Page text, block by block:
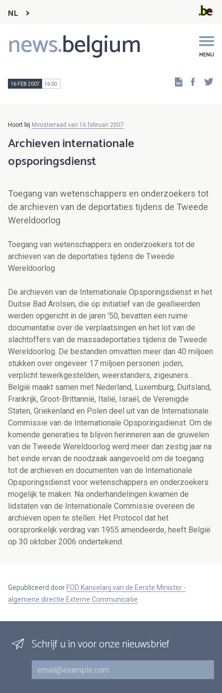
NL
news.belgium MENU
Main
navigation
16 FEB 2007 16:00
Hoort bij Ministerraad van 16 februari 2007
Archieven internationale
opsporingsdienst
Toegang van wetenschappers en onderzoekers tot
de archieven van de deportaties tijdens de Tweede
Wereldoorlog
Toegang van wetenschappers en onderzoekers tot de
archieven van de deportaties tijdens de Tweede
Wereldoorlog
De archieven van de Internationale Opsporingsdienst in het
Duitse Bad Arolsen, die op initiatief van de geallieerden
werden opgericht in de jaren '50, bevatten een ruime
documentatie over de verplaatsingen en het lot van de
slachtoffers van de massadeportaties tijdens de Tweede
Wereldoorlog. De bestanden omvatten meer dan 40 miljoen
stukken over ongeveer 17 miljoen personen: joden,
verplicht tewerkgestelden, weerstanders, zigeuners...
België maakt samen met Nederland, Luxemburg, Duitsland,
Frankrijk, Groot-Brittannië, Italië, Israël, de Verenigde
Staten, Griekenland en Polen deel uit van de Internationale
Commissie van de Internationale Opsporingsdienst. Om de
komende generaties te blijven herinneren aan de gruwelen
van de Tweede Wereldoorlog werd meer dan zestig jaar na
het einde ervan de noodzaak aangevoeld om de toegang
tot de archieven en documenten van de Internationale
Opsporingsdienst voor wetenschappers en onderzoekers
mogelijk te maken. Na onderhandelingen kwamen de
lidstaten van de Internationale Commissie overeen de
archieven open te stellen. Het Protocol dat het
oorspronkelijk verdrag van 1955 amendeerde, heeft België
op 30 oktober 2006 ondertekend.
Gepubliceerd door FOD Kanselarij van de Eerste Minister -
algemene directie Externe Communicatie
Schrijf u in voor onze nieuwsbrief
E-mail